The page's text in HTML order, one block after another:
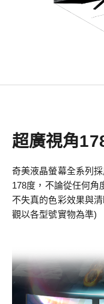
超廣視角
奇美液晶螢幕全系列
178度，不論從任何角
不失真的色彩效果與
觀以各型號實物為準)